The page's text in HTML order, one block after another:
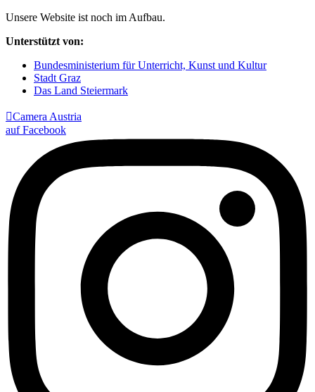
Unsere Website ist noch im Aufbau.
Unterstützt von:
Bundesministerium für Unterricht, Kunst und Kultur
Stadt Graz
Das Land Steiermark
Camera Austria
auf Facebook